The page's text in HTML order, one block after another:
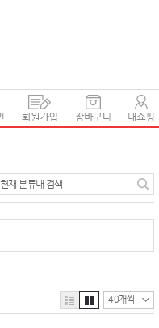
현재 분류내 검색
40개씩